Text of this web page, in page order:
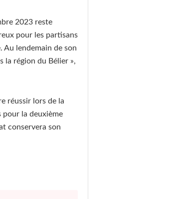
2023 reste
pour les partisans
Au lendemain de son
la région du Bélier »,
réussir lors de la
pour la deuxième
conservera son